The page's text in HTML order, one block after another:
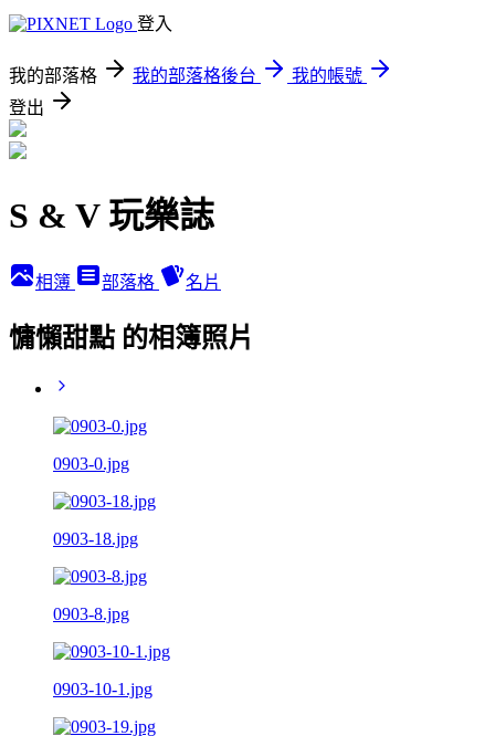
登入
我的部落格 我的部落格後台
我的帳號
登出
S & V 玩樂誌
相簿 部落格 名片
慵懶甜點 的相簿照片
0903-0.jpg
0903-18.jpg
0903-8.jpg
0903-10-1.jpg